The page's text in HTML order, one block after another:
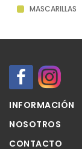
MASCARILLAS
INFORMACIÓN
NOSOTROS
CONTACTO